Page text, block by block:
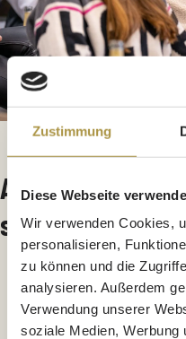
Zustimmung
Diese Webseite
Wir verwenden Cookies,
personalisieren,
zu können und die
analysieren. Außerdem
Verwendung unserer
soziale Medien, Werbung
Ausbildung
solltest du
Wir haben den Anspruch,
Restaurantbesuch perfekt